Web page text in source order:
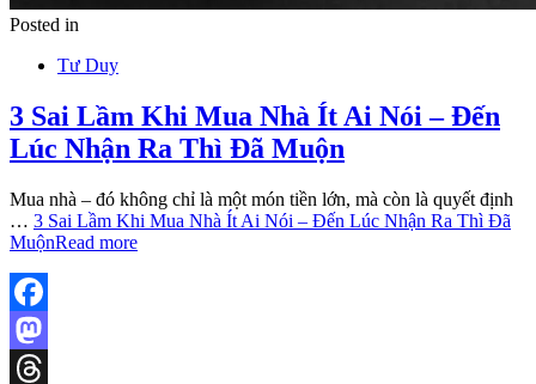
Posted in
Tư Duy
3 Sai Lầm Khi Mua Nhà Ít Ai Nói – Đến
Lúc Nhận Ra Thì Đã Muộn
Mua nhà – đó không chỉ là một món tiền lớn, mà còn là quyết định
… 3 Sai Lầm Khi Mua Nhà Ít Ai Nói – Đến Lúc Nhận Ra Thì Đã
MuộnRead more
Facebook
Mastodon